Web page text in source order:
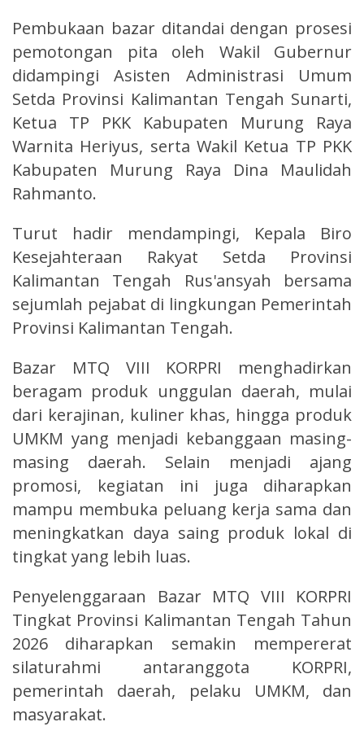
Pembukaan bazar ditandai dengan prosesi
pemotongan pita oleh Wakil Gubernur
didampingi Asisten Administrasi Umum
Setda Provinsi Kalimantan Tengah Sunarti,
Ketua TP PKK Kabupaten Murung Raya
Warnita Heriyus, serta Wakil Ketua TP PKK
Kabupaten Murung Raya Dina Maulidah
Rahmanto.
Turut hadir mendampingi, Kepala Biro
Kesejahteraan Rakyat Setda Provinsi
Kalimantan Tengah Rus'ansyah bersama
sejumlah pejabat di lingkungan Pemerintah
Provinsi Kalimantan Tengah.
Bazar MTQ VIII KORPRI menghadirkan
beragam produk unggulan daerah, mulai
dari kerajinan, kuliner khas, hingga produk
UMKM yang menjadi kebanggaan masing-
masing daerah. Selain menjadi ajang
promosi, kegiatan ini juga diharapkan
mampu membuka peluang kerja sama dan
meningkatkan daya saing produk lokal di
tingkat yang lebih luas.
Penyelenggaraan Bazar MTQ VIII KORPRI
Tingkat Provinsi Kalimantan Tengah Tahun
2026 diharapkan semakin mempererat
silaturahmi antaranggota KORPRI,
pemerintah daerah, pelaku UMKM, dan
masyarakat.